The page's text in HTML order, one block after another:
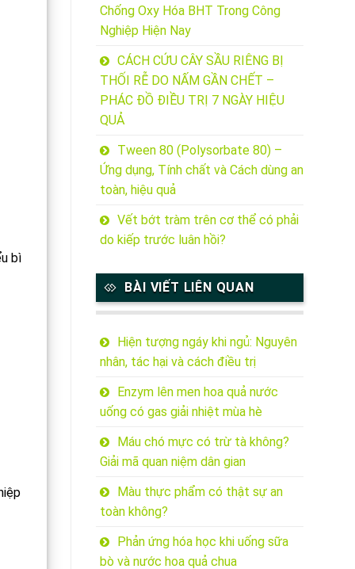
bì
Chống Oxy Hóa BHT Trong Công
Nghiệp Hiện Nay
CÁCH CỨU CÂY SẦU RIÊNG BỊ
THỐI RỄ DO NẤM GẦN CHẾT –
PHÁC ĐỒ ĐIỀU TRỊ 7 NGÀY HIỆU
QUẢ
Tween 80 (Polysorbate 80) –
Ứng dụng, Tính chất và Cách dùng an
toàn, hiệu quả
Vết bớt tràm trên cơ thể có phải
do kiếp trước luân hồi?
BÀI VIẾT LIÊN QUAN
Hiện tượng ngáy khi ngủ: Nguyên
nhân, tác hại và cách điều trị
Enzym lên men hoa quả nước
uống có gas giải nhiệt mùa hè
Máu chó mực có trừ tà không?
Giải mã quan niệm dân gian
Màu thực phẩm có thật sự an
toàn không?
Phản ứng hóa học khi uống sữa
bò và nước hoa quả chua